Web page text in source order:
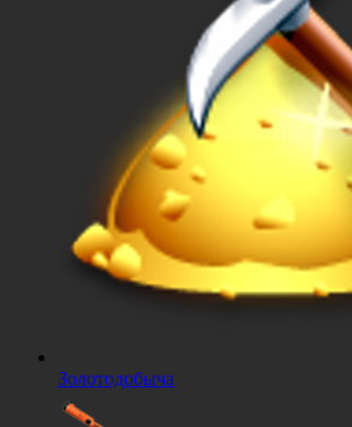
Золотодобыча